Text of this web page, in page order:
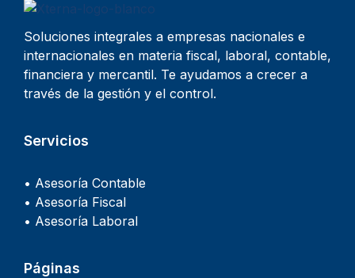
Soluciones integrales a empresas nacionales e
internacionales en materia fiscal, laboral, contable,
financiera y mercantil. Te ayudamos a crecer a
través de la gestión y el control.
Servicios
• Asesoría Contable
• Asesoría Fiscal
• Asesoría Laboral
Páginas